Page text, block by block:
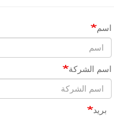
اسم
اسم الشركة
بريد